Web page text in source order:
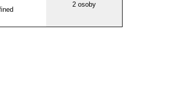
2 osoby